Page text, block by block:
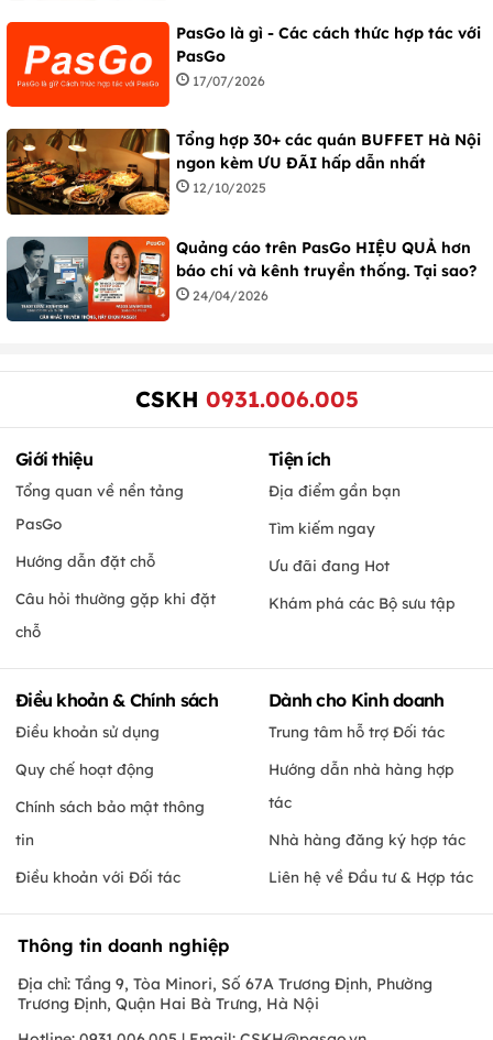
PasGo là gì - Các cách thức hợp tác với
PasGo
17/07/2026
Tổng hợp 30+ các quán BUFFET Hà Nội
ngon kèm ƯU ĐÃI hấp dẫn nhất
12/10/2025
Quảng cáo trên PasGo HIỆU QUẢ hơn
báo chí và kênh truyền thống. Tại sao?
24/04/2026
CSKH 0931.006.005
Giới thiệu
Tổng quan về nền tảng
PasGo
Hướng dẫn đặt chỗ
Câu hỏi thường gặp khi đặt
chỗ
Tiện ích
Địa điểm gần bạn
Tìm kiếm ngay
Ưu đãi đang Hot
Khám phá các Bộ sưu tập
Điều khoản & Chính sách
Điều khoản sử dụng
Quy chế hoạt động
Chính sách bảo mật thông
tin
Điều khoản với Đối tác
Dành cho Kinh doanh
Trung tâm hỗ trợ Đối tác
Hướng dẫn nhà hàng hợp
tác
Nhà hàng đăng ký hợp tác
Liên hệ về Đầu tư & Hợp tác
Thông tin doanh nghiệp
Địa chỉ: Tầng 9, Tòa Minori, Số 67A Trương Định, Phường
Trương Định, Quận Hai Bà Trưng, Hà Nội